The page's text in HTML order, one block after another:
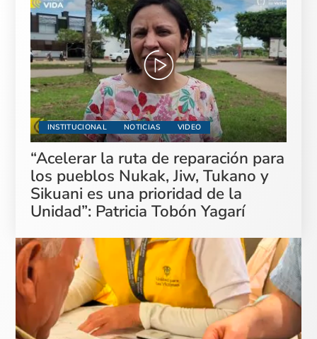
INSTITUCIONAL NOTICIAS VIDEO
“Acelerar la ruta de reparación para
los pueblos Nukak, Jiw, Tukano y
Sikuani es una prioridad de la
Unidad”: Patricia Tobón Yagarí